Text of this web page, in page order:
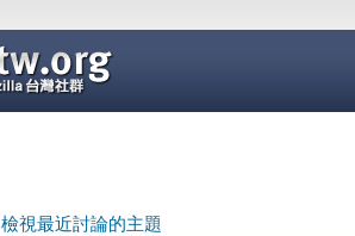
檢視最近討論的主題